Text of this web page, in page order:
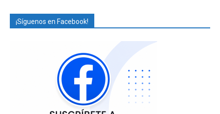
¡Síguenos en Facebook!